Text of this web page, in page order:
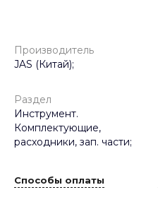
Производитель
JAS (Китай);
Раздел
Инструмент.
Комплектующие,
расходники, зап. части;
Способы оплаты